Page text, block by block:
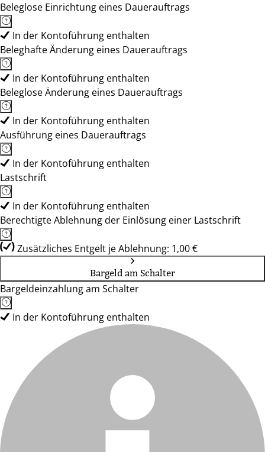
Beleglose Einrichtung eines Dauerauftrags
In der Kontoführung enthalten
Beleghafte Änderung eines Dauerauftrags
In der Kontoführung enthalten
Beleglose Änderung eines Dauerauftrags
In der Kontoführung enthalten
Ausführung eines Dauerauftrags
In der Kontoführung enthalten
Lastschrift
In der Kontoführung enthalten
Berechtigte Ablehnung der Einlösung einer Lastschrift
Zusätzliches Entgelt je Ablehnung: 1,00 €
Bargeld am Schalter
Bargeldeinzahlung am Schalter
In der Kontoführung enthalten